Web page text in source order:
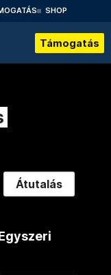
SHOP
Támogatás
Átutalás